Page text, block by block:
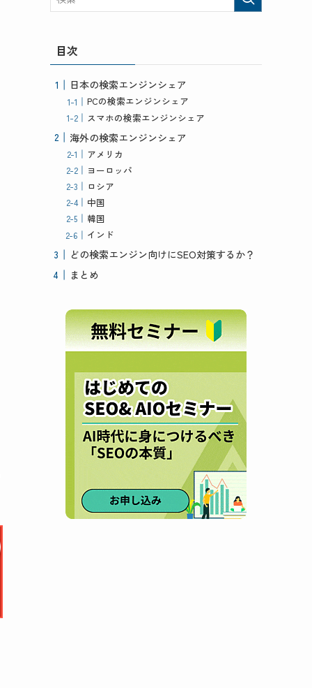
目次
日本の検索エンジンシェア
PCの検索エンジンシェア
スマホの検索エンジンシェア
海外の検索エンジンシェア
アメリカ
ヨーロッパ
ロシア
中国
韓国
インド
どの検索エンジン向けにSEO対策するか？
まとめ